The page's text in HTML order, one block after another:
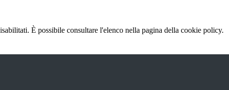
È possibile consultare l'elenco nella pagina della cookie policy.